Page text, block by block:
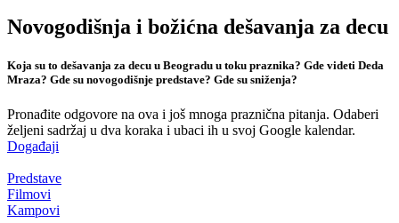
Novogodišnja i božićna dešavanja za decu
Koja su to dešavanja za decu u Beogradu u toku praznika? Gde videti Deda
Mraza? Gde su novogodišnje predstave? Gde su sniženja?
Pronađite odgovore na ova i još mnoga praznična pitanja. Odaberi
željeni sadržaj u dva koraka i ubaci ih u svoj Google kalendar.
Događaji
Predstave
Filmovi
Kampovi